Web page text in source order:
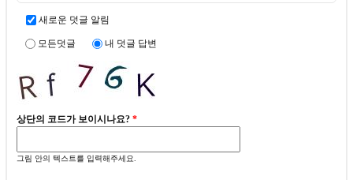
새로운 덧글 알림
모든덧글 내 덧글 답변
상단의 코드가 보이시나요? *
그림 안의 텍스트를 입력해주세요.